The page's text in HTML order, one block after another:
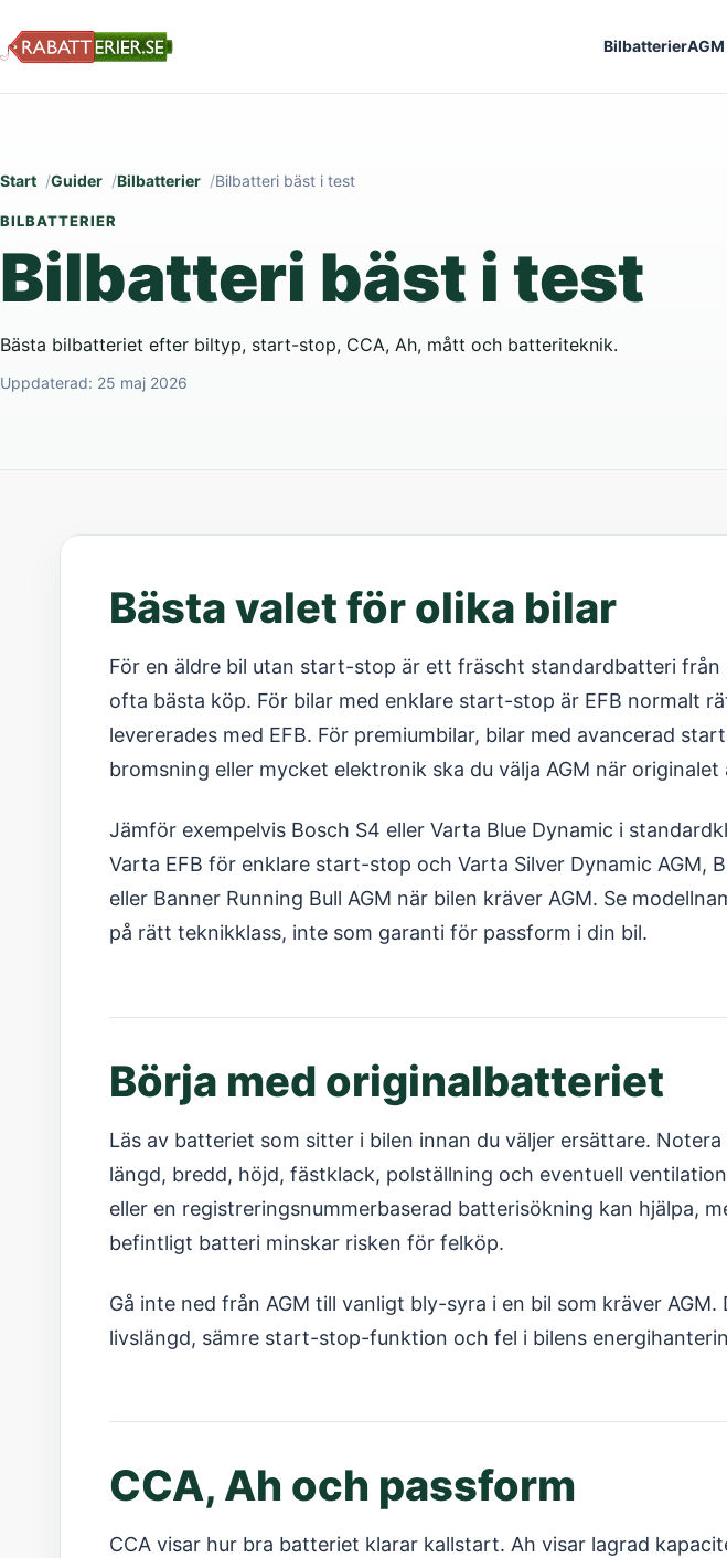
Bilbatterier
Start Guider Bilbatterier Bilbatteri bäst i test
BILBATTERIER
Bilbatteri bäst i test
Bästa bilbatteriet efter biltyp, start-stop, CCA, Ah, mått och batteriteknik.
Uppdaterad: 25 maj 2026
Bästa valet för olika bilar
För en äldre bil utan start-stop är ett fräscht standardbatteri från
ofta bästa köp. För bilar med enklare start-stop är EFB normalt
levererades med EFB. För premiumbilar, bilar med avancerad
bromsning eller mycket elektronik ska du välja AGM när originalet
Jämför exempelvis Bosch S4 eller Varta Blue Dynamic i
Varta EFB för enklare start-stop och Varta Silver Dynamic AGM,
eller Banner Running Bull AGM när bilen kräver AGM. Se
på rätt teknikklass, inte som garanti för passform i din bil.
Börja med originalbatteriet
Läs av batteriet som sitter i bilen innan du väljer ersättare. Notera
längd, bredd, höjd, fästklack, polställning och eventuell
eller en registreringsnummerbaserad batterisökning kan hjälpa,
befintligt batteri minskar risken för felköp.
Gå inte ned från AGM till vanligt bly-syra i en bil som kräver
livslängd, sämre start-stop-funktion och fel i bilens
CCA, Ah och passform
CCA visar hur bra batteriet klarar kallstart. Ah visar lagrad